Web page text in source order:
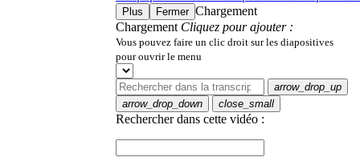
Plus Fermer Chargement
Chargement Cliquez pour ajouter :
Vous pouvez faire un clic droit sur les diapositives
pour ouvrir le menu
arrow_drop_up
arrow_drop_down
close_small
Rechercher dans cette vidéo :